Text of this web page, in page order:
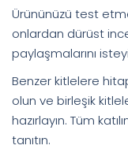
Ürününüzü test
onlardan dürüst
paylaşmalarını
Benzer kitlelere
olun ve birleşik
hazırlayın. Tüm
tanıtın.